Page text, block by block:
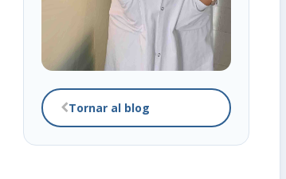
Tornar al blog